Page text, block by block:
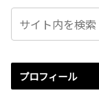
プロフィール